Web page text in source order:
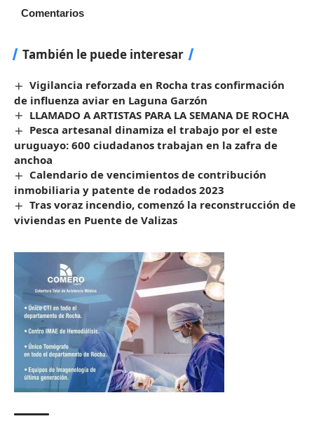
Comentarios
También le puede interesar
Vigilancia reforzada en Rocha tras confirmación
de influenza aviar en Laguna Garzón
LLAMADO A ARTISTAS PARA LA SEMANA DE ROCHA
Pesca artesanal dinamiza el trabajo por el este
uruguayo: 600 ciudadanos trabajan en la zafra de
anchoa
Calendario de vencimientos de contribución
inmobiliaria y patente de rodados 2023
Tras voraz incendio, comenzó la reconstrucción de
viviendas en Puente de Valizas